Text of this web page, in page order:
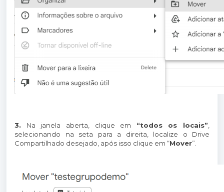
3. Na janela aberta, clique em “todos os locais”
selecionando na seta para a direita, localize o Drive
Compartilhado desejado, após isso clique em “Mover”.